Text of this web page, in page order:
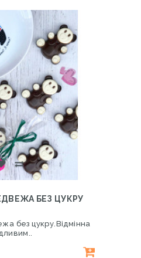
БЕЗ ЦУКРУ
без цукру.Відмінна